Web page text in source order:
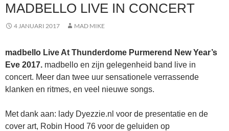
MADBELLO LIVE IN CONCERT
4 JANUARI 2017 MAD MIKE
madbello Live At Thunderdome Purmerend New Year’s
Eve 2017. madbello en zijn gelegenheid band live in
concert. Meer dan twee uur sensationele verrassende
klanken en ritmes, en veel nieuwe songs.
Met dank aan: lady Dyezzie.nl voor de presentatie en de
cover art, Robin Hood 76 voor de geluiden op